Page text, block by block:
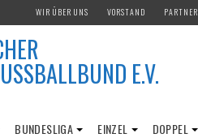
WIR ÜBER UNS VORSTAND PARTNER
E.V.
BUNDESLIGA EINZEL DOPPEL